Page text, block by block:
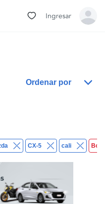
Ingresar
Ordenar por
CX-5 cali